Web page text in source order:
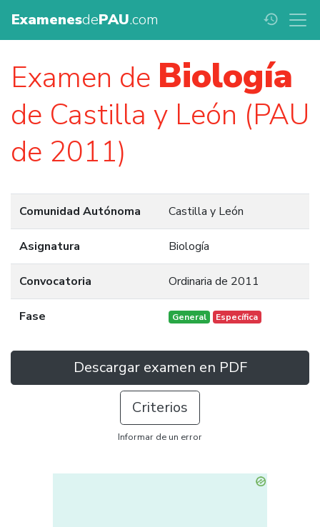
ExamenesdePAU.com history
Examen de Biología
de Castilla y León (PAU
de 2011)
Comunidad Autónoma Castilla y León
Asignatura Biología
Convocatoria Ordinaria de 2011
Fase General Específica
Descargar examen en PDF
Criterios
Informar de un error